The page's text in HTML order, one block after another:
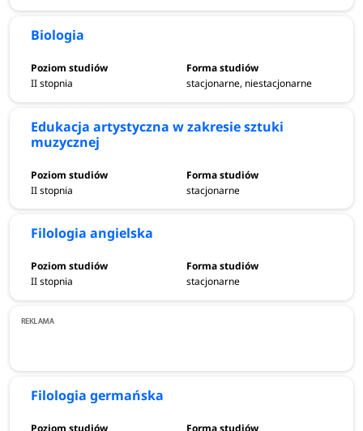
Biologia
II stopnia stacjonarne, niestacjonarne
Edukacja artystyczna w zakresie sztuki
muzycznej
II stopnia stacjonarne
Filologia angielska
II stopnia stacjonarne
Filologia germańska